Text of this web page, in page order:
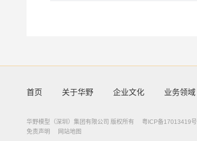
首页 关于华野 企业文化 业务领域
华野模型（深圳）集团有限公司 版权所有
粤ICP备17013419号
免责声明
网站地图